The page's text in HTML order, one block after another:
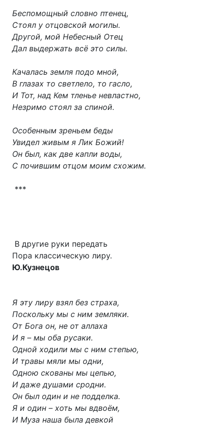
Беспомощный словно птенец,
Стоял у отцовской могилы.
Другой, мой Небесный Отец
Дал выдержать всё это силы.
Качалась земля подо мной,
В глазах то светлело, то гасло,
И Тот, над Кем тленье невластно,
Незримо стоял за спиной.
Особенным зреньем беды
Увидел живым я Лик Божий!
Он был, как две капли воды,
С почившим отцом моим схожим.
***
В другие руки передать
Пора классическую лиру.
Ю.Кузнецов
Я эту лиру взял без страха,
Поскольку мы с ним земляки.
От Бога он, не от аллаха
И я – мы оба русаки.
Одной ходили мы с ним степью,
И травы мяли мы одни,
Одною скованы мы цепью,
И даже душами сродни.
Он был один и не подделка.
Я и один – хоть мы вдвоём,
И Муза наша была девкой